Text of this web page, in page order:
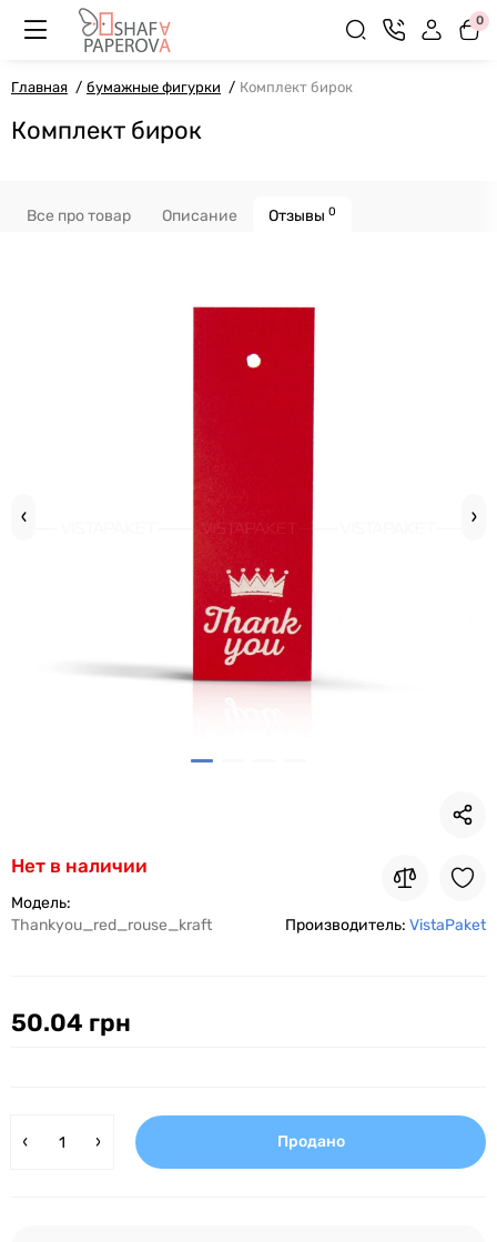
0
Главная бумажные фигурки Комплект бирок
Комплект бирок
Все про товар Описание Отзывы 0
Нет в наличии
Модель:
Thankyou_red_rouse_kraft
Производитель: VistaPaket
50.04 грн
Продано